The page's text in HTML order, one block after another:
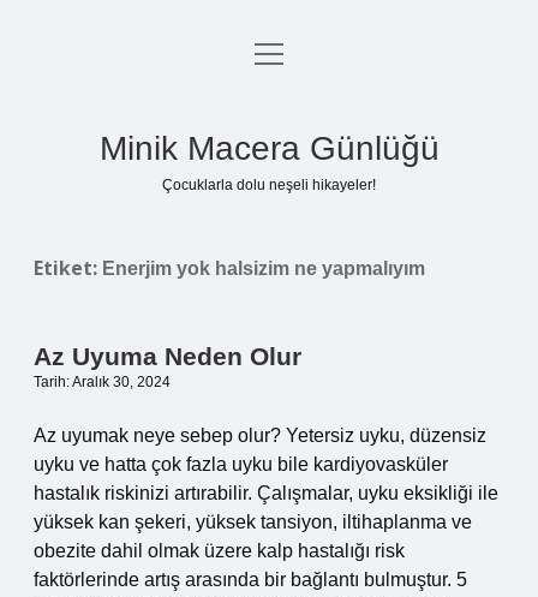
Anasayfa
menüyü
Minik Macera Günlüğü
Çocuklarla dolu neşeli hikayeler!
Etiket: Enerjim yok halsizim ne yapmalıyım
Az Uyuma Neden Olur
Tarih: Aralık 30, 2024
Az uyumak neye sebep olur? Yetersiz uyku, düzensiz
uyku ve hatta çok fazla uyku bile kardiyovasküler
hastalık riskinizi artırabilir. Çalışmalar, uyku eksikliği ile
yüksek kan şekeri, yüksek tansiyon, iltihaplanma ve
obezite dahil olmak üzere kalp hastalığı risk
faktörlerinde artış arasında bir bağlantı bulmuştur. 5